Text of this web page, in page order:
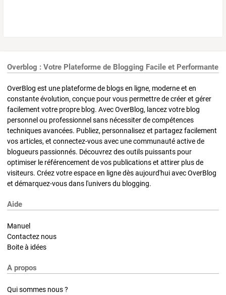
Overblog : Votre Plateforme de Blogging Facile et Performante
OverBlog est une plateforme de blogs en ligne, moderne et en
constante évolution, conçue pour vous permettre de créer et gérer
facilement votre propre blog. Avec OverBlog, lancez votre blog
personnel ou professionnel sans nécessiter de compétences
techniques avancées. Publiez, personnalisez et partagez facilement
vos articles, et connectez-vous avec une communauté active de
blogueurs passionnés. Découvrez des outils puissants pour
optimiser le référencement de vos publications et attirer plus de
visiteurs. Créez votre espace en ligne dès aujourd'hui avec OverBlog
et démarquez-vous dans l'univers du blogging.
Aide
Manuel
Contactez nous
Boite à idées
A propos
Qui sommes nous ?